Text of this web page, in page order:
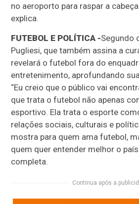
no aeroporto para raspar a
explica.
FUTEBOL E POLÍTICA -Segundo
Pugliesi, que também assina a
revelará o futebol fora do
entretenimento, aprofundando
“Eu creio que o público vai
que trata o futebol não apenas
esportivo. Ela trata o esporte
relações sociais, culturais e
mostra para quem ama futebol,
quem quer entender melhor o
completa.
Continua após a